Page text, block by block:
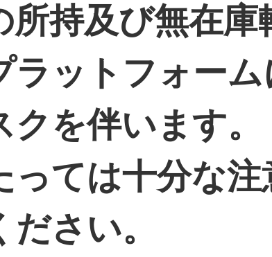
持及び無在庫
ラットフォー
を伴います。
っては十分な
さい。